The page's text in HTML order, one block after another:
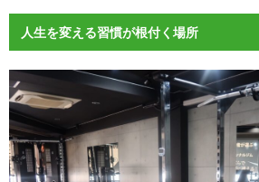
人生を変える習慣が根付く場所